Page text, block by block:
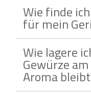
Wie finde
für mein
Wie lagere
Gewürze
Aroma